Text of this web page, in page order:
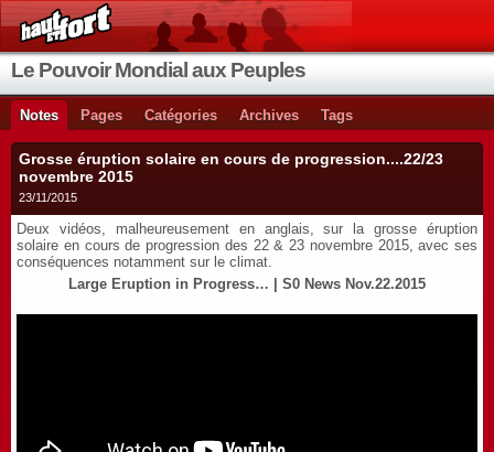
Le Pouvoir Mondial aux Peuples
Notes Pages Catégories Archives Tags
Grosse éruption solaire en cours de progression....22/23
novembre 2015
23/11/2015
Deux vidéos, malheureusement en anglais, sur la grosse éruption
solaire en cours de progression des 22 & 23 novembre 2015, avec ses
conséquences notamment sur le climat.
Large Eruption in Progress… | S0 News Nov.22.2015